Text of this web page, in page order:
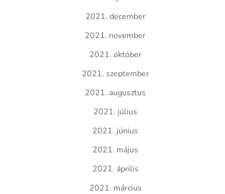
2021. december
2021. november
2021. október
2021. szeptember
2021. augusztus
2021. július
2021. június
2021. május
2021. április
2021. március